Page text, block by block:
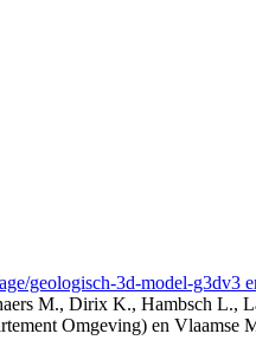
geologisch-3d-model-g3dv3
M., Dirix K., Hambsch L.,
Omgeving) en